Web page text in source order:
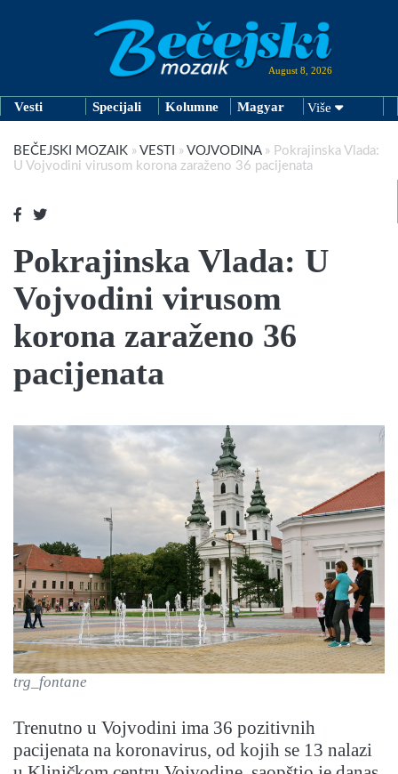
August 8, 2026
Vesti Specijali Kolumne Magyar Više
BEČEJSKI MOZAIK » VESTI » VOJVODINA» Pokrajinska Vlada:
U Vojvodini virusom korona zaraženo 36 pacijenata
Pokrajinska Vlada: U
Vojvodini virusom
korona zaraženo 36
pacijenata
trg_fontane
Trenutno u Vojvodini ima 36 pozitivnih
pacijenata na koronavirus, od kojih se 13 nalazi